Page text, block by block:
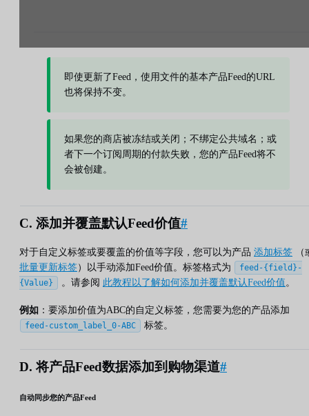
即使更新了Feed，使用文件的基本产品Feed的URL
也将保持不变。
如果您的商店被冻结或关闭；不绑定公共域名；或
者下一个订阅周期的付款失败，您的产品Feed将不
会被创建。
C. 添加并覆盖默认Feed价值#
对于自定义标签或要覆盖的价值等字段，您可以为产品 添加标签 （
批量更新标签）以手动添加Feed价值。标签格式为
feed-{field}-
{Value}
。请参阅 此教程以了解如何添加并覆盖默认Feed价值。
例如 ：要添加价值为ABC的自定义标签，您需要为您的产品添加
feed-custom_label_0-ABC 标签。
D. 将产品Feed数据添加到购物渠道#
自动同步您的产品Feed